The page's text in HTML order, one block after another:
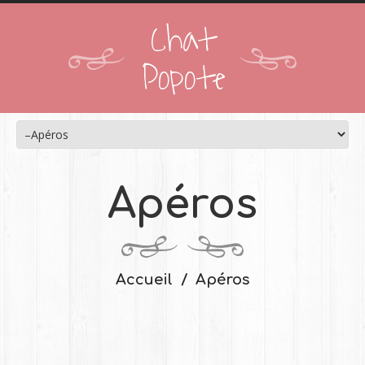
Chat
Popote
Apéros
Accueil Apéros